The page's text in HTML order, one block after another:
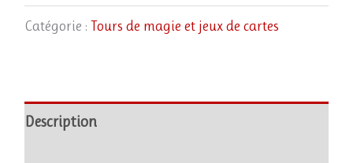
Catégorie : Tours de magie et jeux de cartes
Description